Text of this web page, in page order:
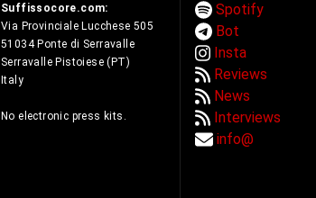
Suffissocore.com:
Via Provinciale Lucchese 505
51034 Ponte di Serravalle
Serravalle Pistoiese (PT)
Italy
No electronic press kits.
Spotify
Bot
Insta
Reviews
News
Interviews
info@